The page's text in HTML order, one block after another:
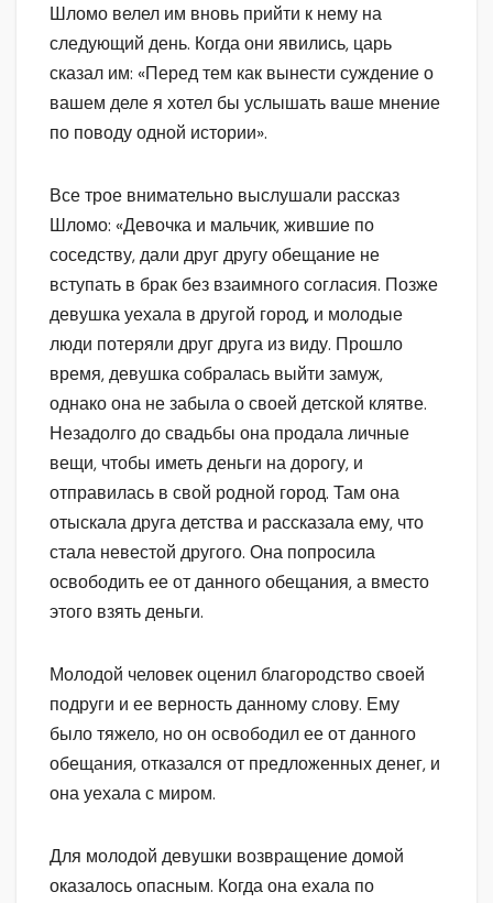
Шломо велел им вновь прийти к нему на
следующий день. Когда они явились, царь
сказал им: «Перед тем как вынести суждение о
вашем деле я хотел бы услышать ваше мнение
по поводу одной истории».
Все трое внимательно выслушали рассказ
Шломо: «Девочка и мальчик, жившие по
соседству, дали друг другу обещание не
вступать в брак без взаимного согласия. Позже
девушка уехала в другой город, и молодые
люди потеряли друг друга из виду. Прошло
время, девушка собралась выйти замуж,
однако она не забыла о своей детской клятве.
Незадолго до свадьбы она продала личные
вещи, чтобы иметь деньги на дорогу, и
отправилась в свой родной город. Там она
отыскала друга детства и рассказала ему, что
стала невестой другого. Она попросила
освободить ее от данного обещания, а вместо
этого взять деньги.
Молодой человек оценил благородство своей
подруги и ее верность данному слову. Ему
было тяжело, но он освободил ее от данного
обещания, отказался от предложенных денег, и
она уехала с миром.
Для молодой девушки возвращение домой
оказалось опасным. Когда она ехала по